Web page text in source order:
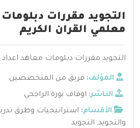
التجويد مقررات
معلمي القران الكريم
التجويد مقررات دبلومات معاهد اعداد
المؤلف: فريق من المتخصصين
الناشر: اوقاف نورة الراجحي
الأقسام: استراتيجيات وطرق
والتجويد, التجويد